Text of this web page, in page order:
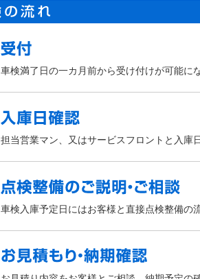
車検満了日の一カ月前から受け付けが可能に
担当営業マン、又はサービスフロントと入庫
車検入庫予定日にはお客様と直接点検整備の